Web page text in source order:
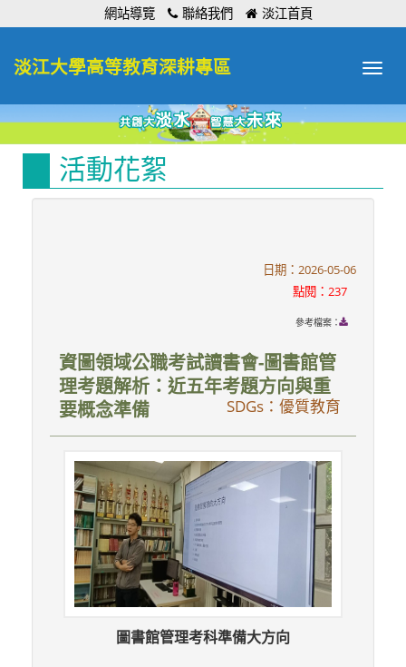
網站導覽 聯絡我們 淡江首頁
Toggle
淡江大學高等教育深耕專區
活動花絮
日期：2026-05-06
點閱：237
參考檔案：
資圖領域公職考試讀書會-圖書館管
理考題解析：近五年考題方向與重
要概念準備
SDGs：優質教育
圖書館管理考科準備大方向